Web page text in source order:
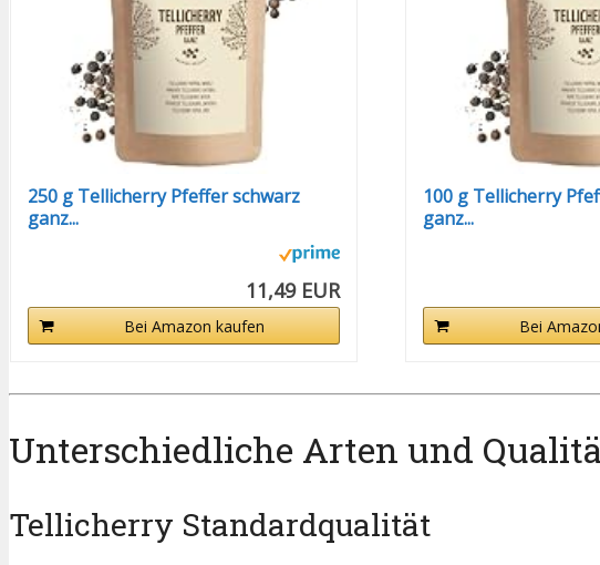
250 g Tellicherry Pfeffer schwarz
ganz...
11,49 EUR
Bei Amazon kaufen
100 g Tellicherry
ganz...
Bei
Unterschiedliche Arten und
Tellicherry Standardqualität